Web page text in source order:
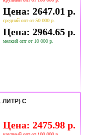
Цена: 2647.01 р.
средний опт от 50 000 р.
Цена: 2964.65 р.
мелкий опт от 10 000 р.
ЛИТР) С
Цена: 2475.98 р.